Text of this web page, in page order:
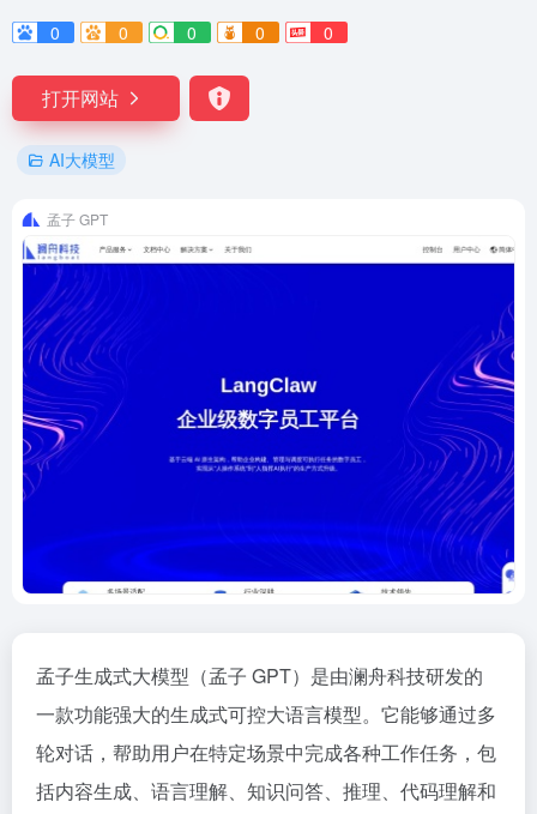
0
0 0 0 0
打开网站
AI大模型
孟子 GPT
孟子生成式大模型（孟子 GPT）是由澜舟科技研发的
一款功能强大的生成式可控大语言模型。它能够通过多
轮对话，帮助用户在特定场景中完成各种工作任务，包
括内容生成、语言理解、知识问答、推理、代码理解和